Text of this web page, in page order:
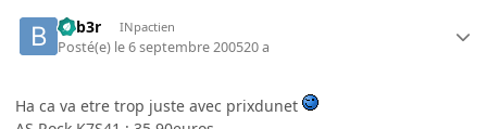
beb3r INpactien
Posté(e) le 6 septembre 200520 a
Ha ca va etre trop juste avec prixdunet